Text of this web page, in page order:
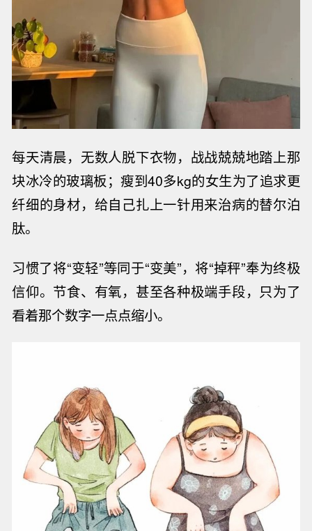
每天清晨，无数人脱下衣物，战战兢兢地踏上那
块冰冷的玻璃板；瘦到40多kg的女生为了追求更
纤细的身材，给自己扎上一针用来治病的替尔泊
肽。
习惯了将“变轻”等同于“变美”，将“掉秤”奉为终极
信仰。节食、有氧，甚至各种极端手段，只为了
看着那个数字一点点缩小。